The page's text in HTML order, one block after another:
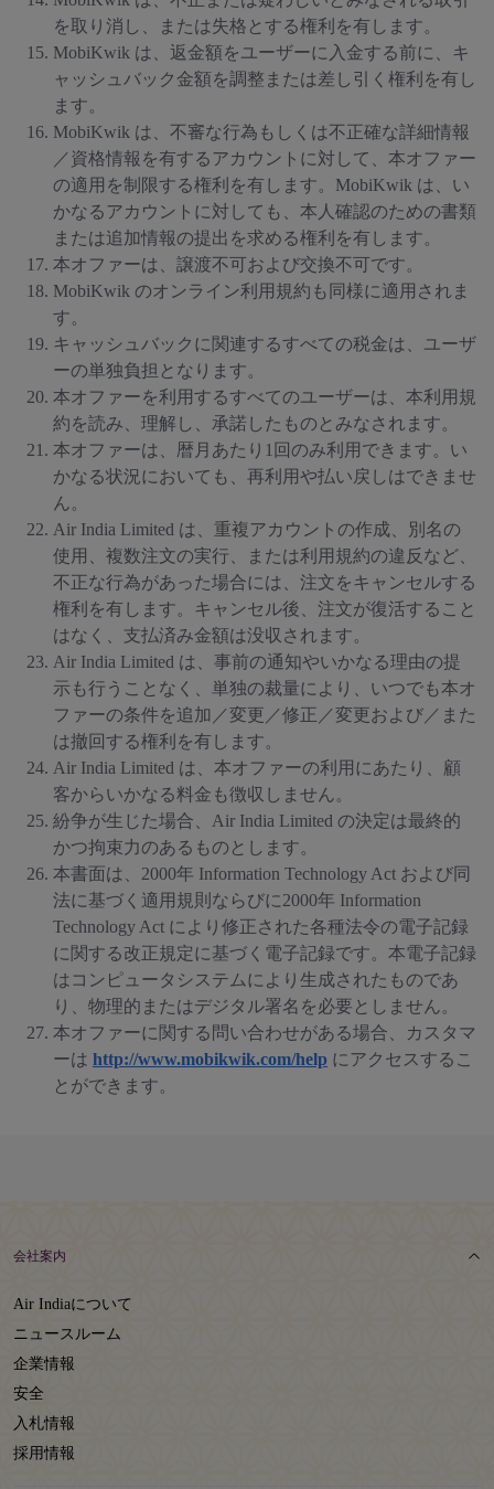
を取り消し、または失格とする権利を有します。
MobiKwik は、返金額をユーザーに入金する前に、キ
ャッシュバック金額を調整または差し引く権利を有し
ます。
MobiKwik は、不審な行為もしくは不正確な詳細情報
／資格情報を有するアカウントに対して、本オファー
の適用を制限する権利を有します。MobiKwik は、い
かなるアカウントに対しても、本人確認のための書類
または追加情報の提出を求める権利を有します。
本オファーは、譲渡不可および交換不可です。
MobiKwik のオンライン利用規約も同様に適用されま
す。
キャッシュバックに関連するすべての税金は、ユーザ
ーの単独負担となります。
本オファーを利用するすべてのユーザーは、本利用規
約を読み、理解し、承諾したものとみなされます。
本オファーは、暦月あたり1回のみ利用できます。い
かなる状況においても、再利用や払い戻しはできませ
ん。
Air India Limited は、重複アカウントの作成、別名の
使用、複数注文の実行、または利用規約の違反など、
不正な行為があった場合には、注文をキャンセルする
権利を有します。キャンセル後、注文が復活すること
はなく、支払済み金額は没収されます。
Air India Limited は、事前の通知やいかなる理由の提
示も行うことなく、単独の裁量により、いつでも本オ
ファーの条件を追加／変更／修正／変更および／また
は撤回する権利を有します。
Air India Limited は、本オファーの利用にあたり、顧
客からいかなる料金も徴収しません。
紛争が生じた場合、Air India Limited の決定は最終的
かつ拘束力のあるものとします。
本書面は、2000年 Information Technology Act および同
法に基づく適用規則ならびに2000年 Information
Technology Act により修正された各種法令の電子記録
に関する改正規定に基づく電子記録です。本電子記録
はコンピュータシステムにより生成されたものであ
り、物理的またはデジタル署名を必要としません。
本オファーに関する問い合わせがある場合、カスタマ
ーは http://www.mobikwik.com/help にアクセスするこ
とができます。
会社案内
Air Indiaについて
ニュースルーム
企業情報
安全
入札情報
採用情報